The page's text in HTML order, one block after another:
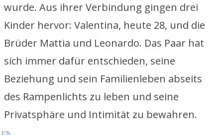
wurde. Aus ihrer Verbindung gingen drei
Kinder hervor: Valentina, heute 28, und die
Brüder Mattia und Leonardo. Das Paar hat
sich immer dafür entschieden, seine
Beziehung und sein Familienleben abseits
des Rampenlichts zu leben und seine
Privatsphäre und Intimität zu bewahren.